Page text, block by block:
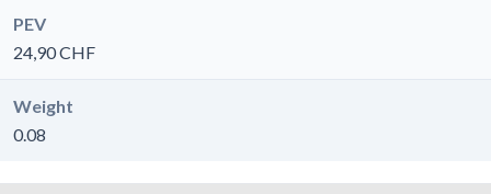
PEV
24,90 CHF
Weight
0.08